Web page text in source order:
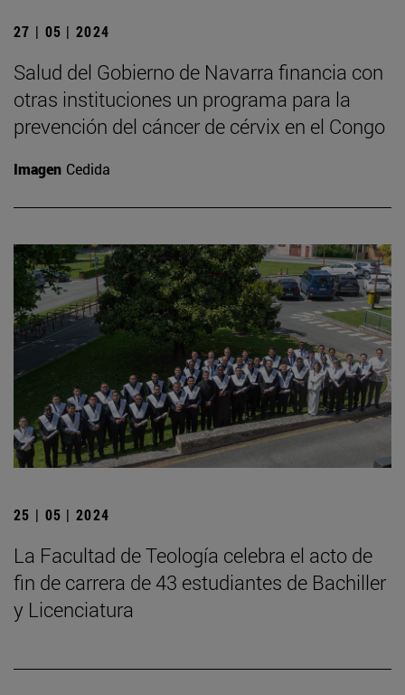
27 | 05 | 2024
Salud del Gobierno de Navarra financia con
otras instituciones un programa para la
prevención del cáncer de cérvix en el Congo
Imagen Cedida
25 | 05 | 2024
La Facultad de Teología celebra el acto de
fin de carrera de 43 estudiantes de Bachiller
y Licenciatura